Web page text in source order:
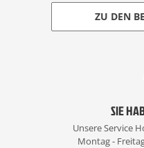
ZU DEN
SIE
Unsere Service
Montag -